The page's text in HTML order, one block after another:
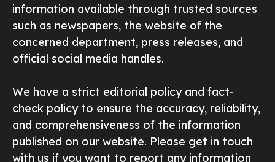
information available through trusted sources
such as newspapers, the website of the
concerned department, press releases, and
official social media handles.
We have a strict editorial policy and fact-
check policy to ensure the accuracy, reliability,
and comprehensiveness of the information
published on our website. Please get in touch
with us if you want to report any information